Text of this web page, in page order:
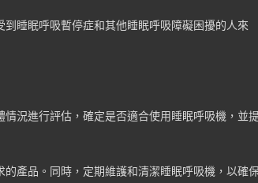
睡眠呼吸暫停症和其他睡眠呼吸障礙困擾的人來
況進行評估，確定是否適合使用睡眠呼吸機，並提
產品。同時，定期維護和清潔睡眠呼吸機，以確